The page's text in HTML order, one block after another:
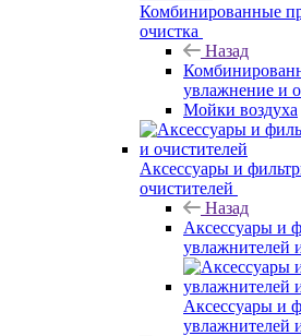
Комбинированные
очистка
Назад
увлажнение и
Мойки воздуха
Аксессуары и
очистителей
Назад
Аксессуары и
увлажнителей
Аксессуары и
увлажнителей